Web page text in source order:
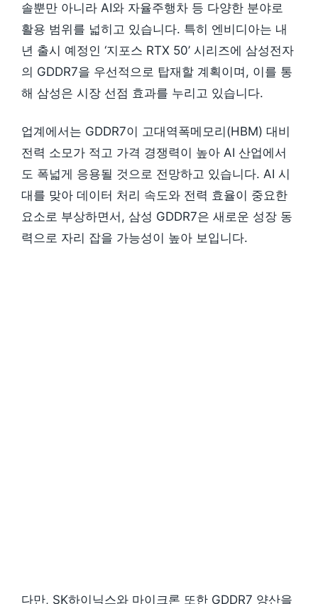
솔뿐만 아니라 AI와 자율주행차 등 다양한 분야로
활용 범위를 넓히고 있습니다. 특히 엔비디아는 내
년 출시 예정인 ‘지포스 RTX 50’ 시리즈에 삼성전자
의 GDDR7을 우선적으로 탑재할 계획이며, 이를 통
해 삼성은 시장 선점 효과를 누리고 있습니다.
업계에서는 GDDR7이 고대역폭메모리(HBM) 대비
전력 소모가 적고 가격 경쟁력이 높아 AI 산업에서
도 폭넓게 응용될 것으로 전망하고 있습니다. AI 시
대를 맞아 데이터 처리 속도와 전력 효율이 중요한
요소로 부상하면서, 삼성 GDDR7은 새로운 성장 동
력으로 자리 잡을 가능성이 높아 보입니다.
다만, SK하이닉스와 마이크론 또한 GDDR7 양산을